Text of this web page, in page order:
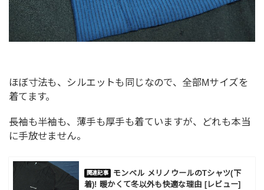
ほぼ寸法も、シルエットも同じなので、全部Mサイズを
着てます。
長袖も半袖も、薄手も厚手も着ていますが、どれも本当
に手放せません。
モンベル メリノウールのTシャツ(下
着)! 暖かくて冬以外も快適な理由 [レビュー]